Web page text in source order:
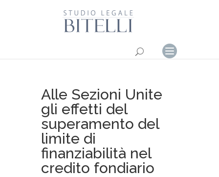
Alle Sezioni Unite
gli effetti del
superamento del
limite di
finanziabilità nel
credito fondiario